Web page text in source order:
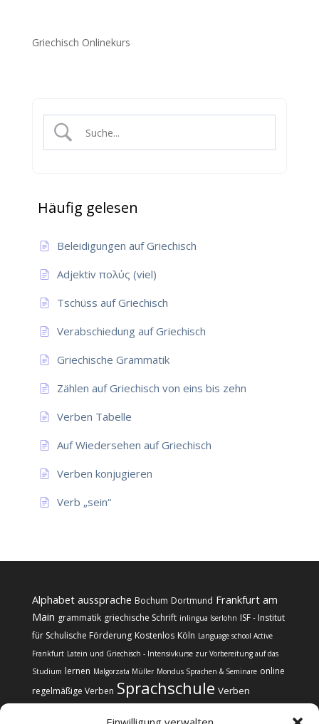
Griechisch Onlinekurs
Häufig gelesen
Beleidigungen auf Griechisch
Adjektiv πολύς (viel)
Tschüss auf Griechisch
Verabschiedung auf Griechisch
Griechische Grammatik
Zählen auf Griechisch von eins bis zehn
Verben Tabelle
Auf Wiedersehen auf Griechisch
Verben konjugieren
Verb „sein“
Alphabet aussprache Bochum Dortmund Frankfurt am
Main grammatik griechische Schrift inlingua Iserlohn ISF - Institut
für Schulische Förderung Kostenlos Köln Language school Active
Frankfurt Latein und Griechisch - Intensivkurse zur Vorbereitung auf das
Studium lernen Malgorzata Müller Mondus Sprachen & Seminare online
regelmäßige Verben Sprachschule Verben